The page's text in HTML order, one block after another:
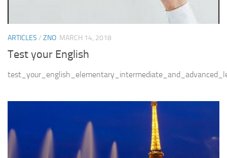
ARTICLES / ZNO MARCH 14, 2018
Test your English